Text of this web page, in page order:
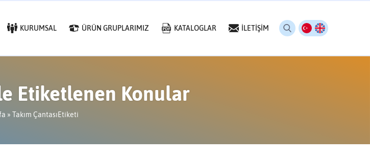
KURUMSAL ÜRÜN GRUPLARIMIZ KATALOGLAR İLETİŞİM
Etiketlenen Konular
» Takım ÇantasıEtiketi